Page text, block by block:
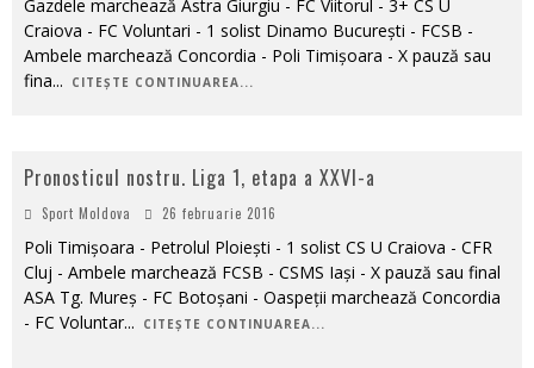
Gazdele marchează Astra Giurgiu - FC Viitorul - 3+ CS U
Craiova - FC Voluntari - 1 solist Dinamo București - FCSB -
Ambele marchează Concordia - Poli Timișoara - X pauză sau
fina... CITEȘTE CONTINUAREA...
Pronosticul nostru. Liga 1, etapa a XXVI-a
Sport Moldova 26 februarie 2016
Poli Timișoara - Petrolul Ploiești - 1 solist CS U Craiova - CFR
Cluj - Ambele marchează FCSB - CSMS Iași - X pauză sau final
ASA Tg. Mureș - FC Botoșani - Oaspeții marchează Concordia
- FC Voluntar... CITEȘTE CONTINUAREA...